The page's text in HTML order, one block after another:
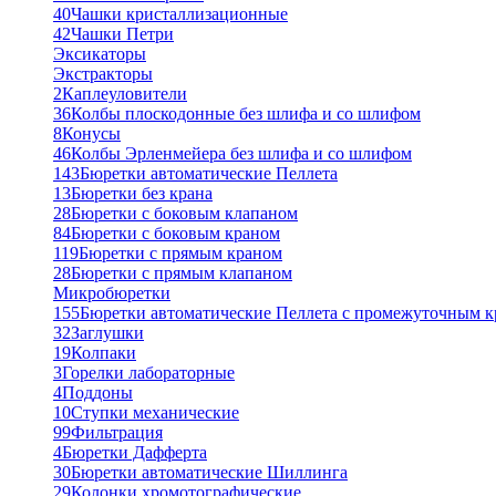
40Чашки кристаллизационные
42Чашки Петри
Эксикаторы
Экстракторы
2Каплеуловители
36Колбы плоскодонные без шлифа и со шлифом
8Конусы
46Колбы Эрленмейера без шлифа и со шлифом
143Бюретки автоматические Пеллета
13Бюретки без крана
28Бюретки с боковым клапаном
84Бюретки с боковым краном
119Бюретки с прямым краном
28Бюретки с прямым клапаном
Микробюретки
155Бюретки автоматические Пеллета с промежуточным
32Заглушки
19Колпаки
3Горелки лабораторные
4Поддоны
10Ступки механические
99Фильтрация
4Бюретки Дафферта
30Бюретки автоматические Шиллинга
29Колонки хромотографические